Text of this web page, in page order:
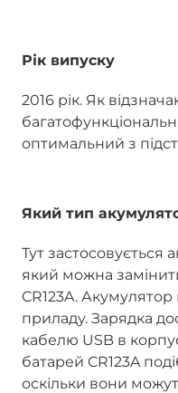
Рік випуску
2016 рік. Як
оптимальний з
Який тип
Тут застосовується
який можна
CR123A. Акумулятор
приладу. Зарядка
кабелю USB в
батарей CR123A
оскільки вони